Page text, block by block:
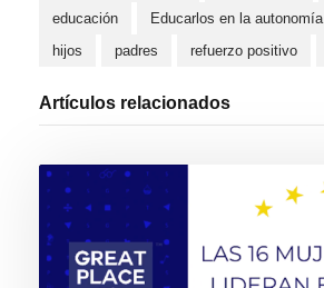
educación
Educarlos en la autonomía
hijos
padres refuerzo positivo
Artículos relacionados